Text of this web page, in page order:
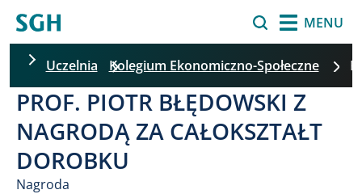
MENU
Uczelnia Kolegium Ekonomiczno-Społeczne
Pomiń filtrowanie
PROF. PIOTR BŁĘDOWSKI Z
NAGRODĄ ZA CAŁOKSZTAŁT
DOROBKU
Nagroda